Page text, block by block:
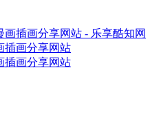
插画分享网站
插画分享网站